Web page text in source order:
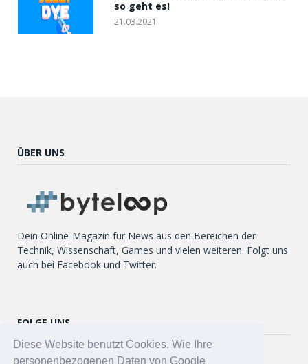
Diese Website benutzt Cookies. Wie Ihre
personenbezogenen Daten von Google
so geht es!
21.03.2021
ÜBER UNS
Dein Online-Magazin für News aus den Bereichen der
Technik, Wissenschaft, Games und vielen weiteren. Folgt uns
auch bei Facebook und Twitter.
FOLGE UNS